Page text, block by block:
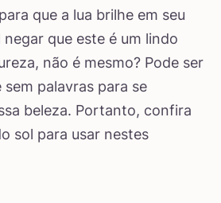
que a lua brilhe em seu
negar que este é um lindo
não é mesmo? Pode ser
palavras para se
beleza. Portanto, confira
sol para usar nestes